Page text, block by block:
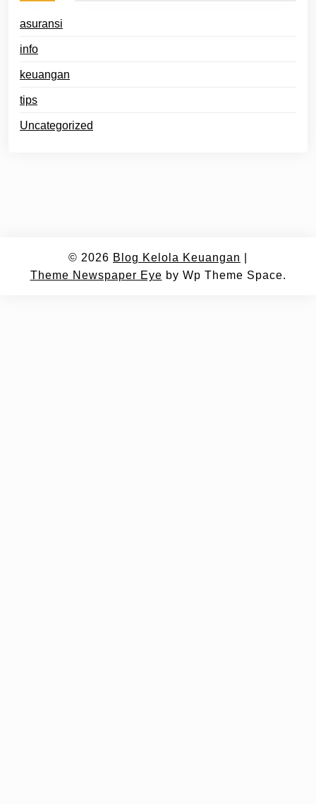
asuransi
info
keuangan
tips
Uncategorized
© 2026 Blog Kelola Keuangan
Theme Newspaper Eye by Wp Theme Space.